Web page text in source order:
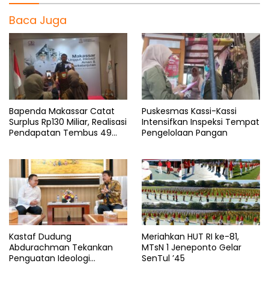
Baca Juga
Bapenda Makassar Catat
Surplus Rp130 Miliar, Realisasi
Pendapatan Tembus 49
Puskesmas Kassi-Kassi
Intensifkan Inspeksi Tempat
Pengelolaan Pangan
Kastaf Dudung
Abdurachman Tekankan
Penguatan Ideologi
Meriahkan HUT RI ke-81,
MTsN 1 Jeneponto Gelar
SenTul ’45